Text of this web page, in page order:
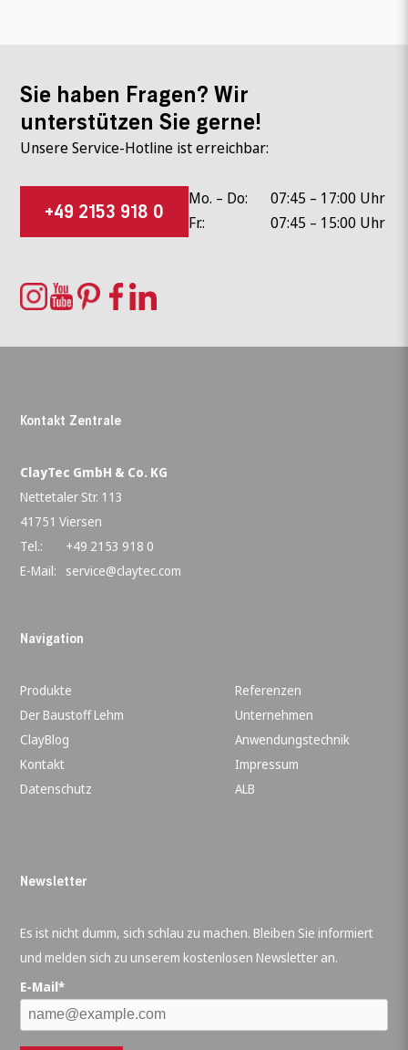
Sie haben Fragen? Wir
unterstützen Sie gerne!
Unsere Service-Hotline ist erreichbar:
+49 2153 918 0
Mo. – Do:
07:45 – 17:00 Uhr
Fr.:
07:45 – 15:00 Uhr
Kontakt Zentrale
ClayTec GmbH & Co. KG
Nettetaler Str. 113
41751 Viersen
Tel.:
+49 2153 918 0
E-Mail:
service@claytec.com
Navigation
Produkte
Referenzen
Der Baustoff Lehm
Unternehmen
ClayBlog
Anwendungstechnik
Kontakt
Impressum
Datenschutz
ALB
Newsletter
Es ist nicht dumm, sich schlau zu machen. Bleiben Sie informiert
und melden sich zu unserem kostenlosen Newsletter an.
E-Mail*